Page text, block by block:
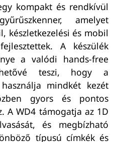
kompakt és rendkívül
amelyet
készletkezelési és mobil
A készülék
a valódi hands-free
teszi, hogy a
mindkét kezét
gyors és pontos
A WD4 támogatja az 1D
és megbízható
típusú címkék és